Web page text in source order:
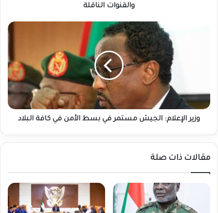
والقنوات الناقلة
كافة
البلادوزير الإعلام: الجيش مستمر في بسط الأمن في كافة البلاد
مقالات ذات صلة